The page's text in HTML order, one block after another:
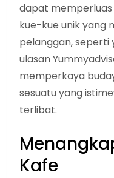
dapat
kue-kue unik yang
pelanggan, seperti
ulasan
memperkaya
sesuatu yang
terlibat.
Kafe